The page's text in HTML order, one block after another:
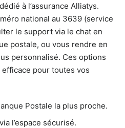
à l’assurance Alliatys.
national au 3639 (service
le support via le chat en
postale, ou vous rendre en
personnalisé. Ces options
pour toutes vos
Postale la plus proche.
l’espace sécurisé.